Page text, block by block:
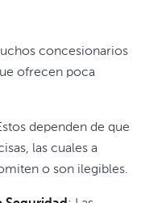
concesionarios
ofrecen poca
dependen de que
las cuales a
o son ilegibles.